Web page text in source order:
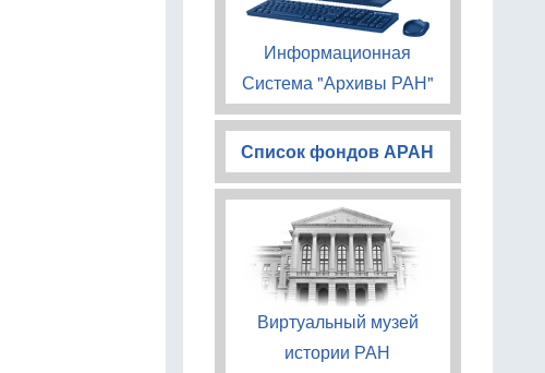
Информационная
Система "Архивы РАН"
Список фондов АРАН
Виртуальный музей
истории РАН